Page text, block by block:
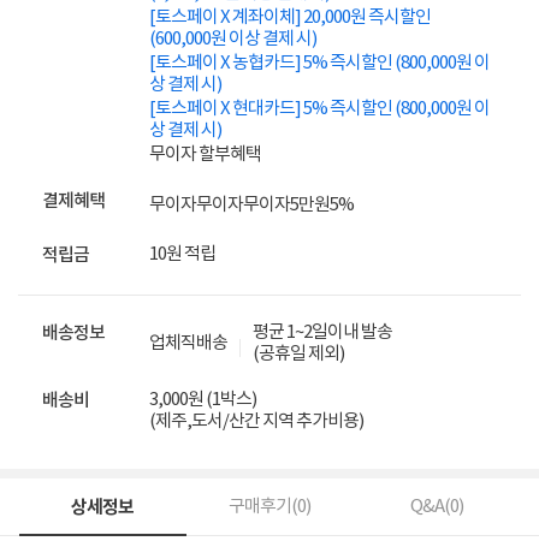
[토스페이 X 계좌이체] 20,000원 즉시할인
(600,000원 이상 결제 시)
[토스페이 X 농협카드] 5% 즉시할인 (800,000원 이
상 결제 시)
[토스페이 X 현대카드] 5% 즉시할인 (800,000원 이
상 결제 시)
무이자 할부혜택
결제혜택 무이자무이자무이자5만원5%
적립금 10원 적립
배송정보 업체직배송
평균 1~2일이내 발송
(공휴일 제외)
배송비
3,000원 (1박스)
(제주,도서/산간 지역 추가비용)
상세정보 구매후기(0) Q&A(0)